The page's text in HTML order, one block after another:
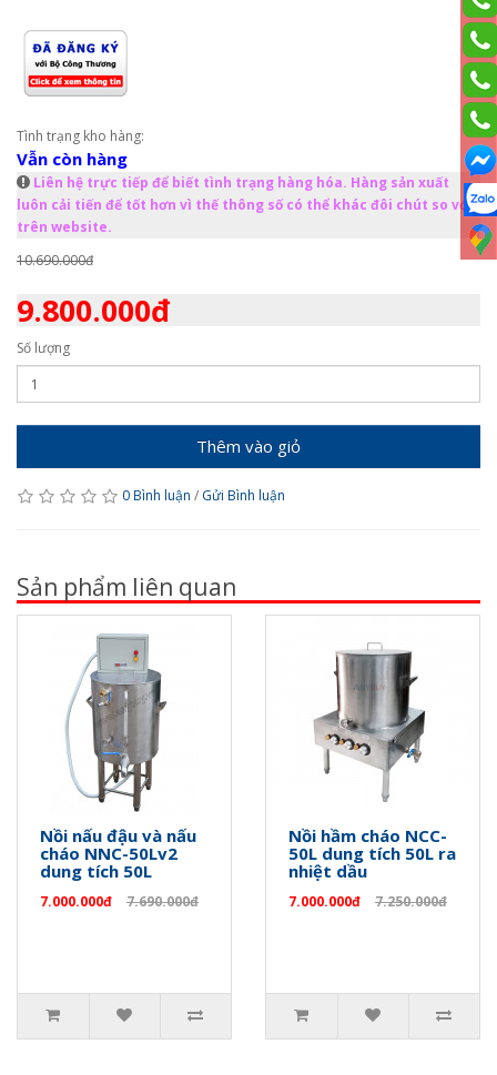
Tình trạng kho hàng:
Vẫn còn hàng
Liên hệ trực tiếp để biết tình trạng hàng hóa. Hàng sản xuất
luôn cải tiến để tốt hơn vì thế thông số có thể khác đôi chút so với
trên website.
10.690.000đ
9.800.000đ
Số lượng
Thêm vào giỏ
0 Bình luận / Gửi Bình luận
Sản phẩm liên quan
Nồi nấu đậu và nấu
cháo NNC-50Lv2
dung tích 50L
7.000.000đ 7.690.000đ
Nồi hầm cháo NCC-
50L dung tích 50L ra
nhiệt dầu
7.000.000đ 7.250.000đ